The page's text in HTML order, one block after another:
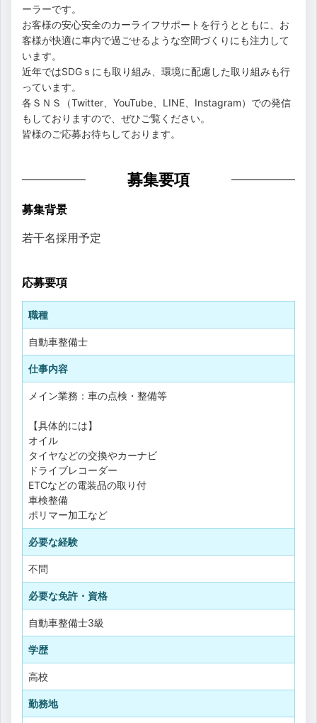
ーラーです。
お客様の安心安全のカーライフサポートを行うとともに、お
客様が快適に車内で過ごせるような空間づくりにも注力して
います。
近年ではSDGｓにも取り組み、環境に配慮した取り組みも行
っています。
各ＳＮＳ（Twitter、YouTube、LINE、Instagram）での発信
もしておりますので、ぜひご覧ください。
皆様のご応募お待ちしております。
募集要項
募集背景
若干名採用予定
応募要項
職種
自動車整備士
仕事内容
メイン業務：車の点検・整備等
【具体的には】
オイル
タイヤなどの交換やカーナビ
ドライブレコーダー
ETCなどの電装品の取り付
車検整備
ポリマー加工など
必要な経験
不問
必要な免許・資格
自動車整備士3級
学歴
高校
勤務地